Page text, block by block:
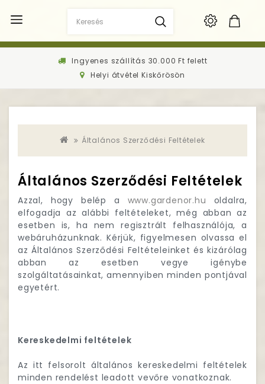
Ingyenes szállítás 30.000 Ft felett
Helyi átvétel Kiskőrösön
Általános Szerződési Feltételek
Általános Szerződési Feltételek
Azzal, hogy belép a www.gardenor.hu
oldalra,
elfogadja az alábbi feltételeket, még abban az
esetben is, ha nem regisztrált felhasználója, a
webáruházunknak. Kérjük, figyelmesen olvassa el
az Általános Szerződési Feltételeinket és kizárólag
abban az esetben vegye igénybe
szolgáltatásainkat, amennyiben minden pontjával
egyetért.
Kereskedelmi feltételek
Az itt felsorolt általános kereskedelmi feltételek
minden rendelést leadott vevőre vonatkoznak.